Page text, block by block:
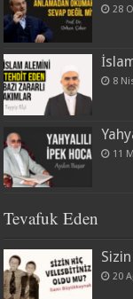
28
8
11
Tevafuk Eden
20